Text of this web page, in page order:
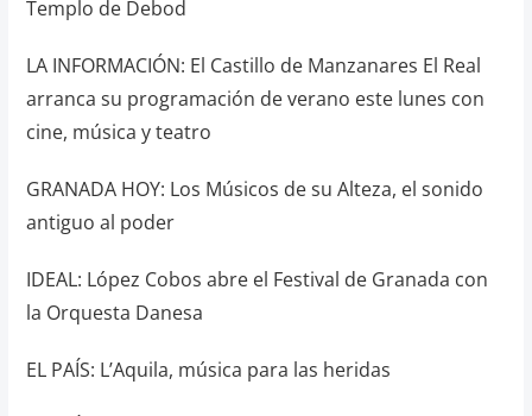
Templo de Debod
LA INFORMACIÓN: El Castillo de Manzanares El Real
arranca su programación de verano este lunes con
cine, música y teatro
GRANADA HOY: Los Músicos de su Alteza, el sonido
antiguo al poder
IDEAL: López Cobos abre el Festival de Granada con
la Orquesta Danesa
EL PAÍS: L’Aquila, música para las heridas